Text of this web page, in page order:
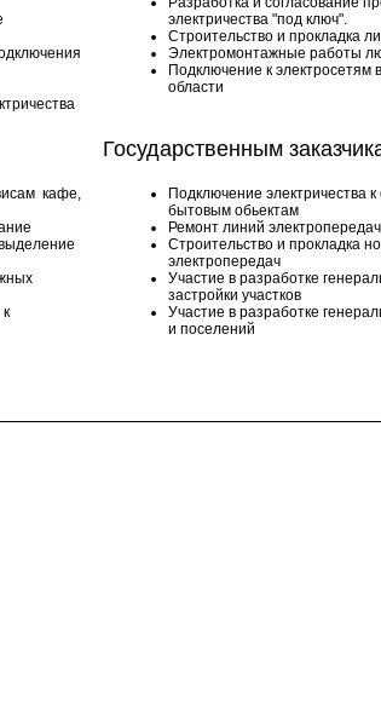
электричества "под ключ".
Строительство и прокладка
Электромонтажные работы
Подключение к электросетям
области
кафе,
Государственным
Подключение электричества
бытовым обьектам
Ремонт линий электропередач
Строительство и прокладка
электропередач
Участие в разработке
застройки участков
Участие в разработке
и поселений